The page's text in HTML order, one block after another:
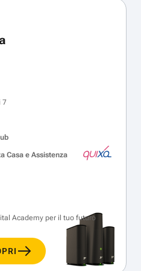
7
Casa e Assistenza
Academy per il tuo futuro